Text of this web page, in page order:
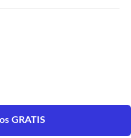
GRATIS